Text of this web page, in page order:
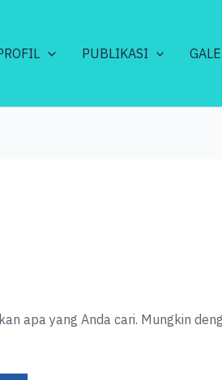
PUBLIKASI
apa yang Anda cari. Mungkin